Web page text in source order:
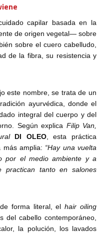
capilar basada en la
de origen vegetal— sobre
sobre el cuero cabelludo,
de la fibra, su resistencia y
este nombre, se trata de un
ayurvédica, donde el
integral del cuerpo y del
Según explica Filip Van,
DI OLEO, esta práctica
más amplia: “Hay una vuelta
por el medio ambiente y a
practican tanto en salones
de forma literal, elhair oiling
del cabello contemporáneo,
la polución, los lavados